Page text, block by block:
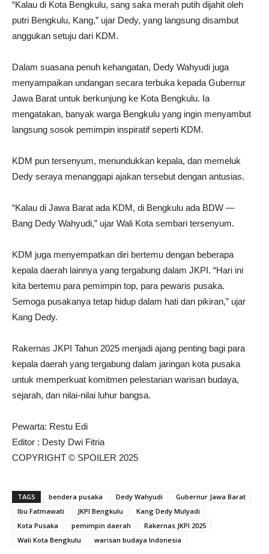
“Kalau di Kota Bengkulu, sang saka merah putih dijahit oleh
putri Bengkulu, Kang,” ujar Dedy, yang langsung disambut
anggukan setuju dari KDM.
Dalam suasana penuh kehangatan, Dedy Wahyudi juga
menyampaikan undangan secara terbuka kepada Gubernur
Jawa Barat untuk berkunjung ke Kota Bengkulu. Ia
mengatakan, banyak warga Bengkulu yang ingin menyambut
langsung sosok pemimpin inspiratif seperti KDM.
KDM pun tersenyum, menundukkan kepala, dan memeluk
Dedy seraya menanggapi ajakan tersebut dengan antusias.
“Kalau di Jawa Barat ada KDM, di Bengkulu ada BDW —
Bang Dedy Wahyudi,” ujar Wali Kota sembari tersenyum.
KDM juga menyempatkan diri bertemu dengan beberapa
kepala daerah lainnya yang tergabung dalam JKPI. “Hari ini
kita bertemu para pemimpin top, para pewaris pusaka.
Semoga pusakanya tetap hidup dalam hati dan pikiran,” ujar
Kang Dedy.
Rakernas JKPI Tahun 2025 menjadi ajang penting bagi para
kepala daerah yang tergabung dalam jaringan kota pusaka
untuk memperkuat komitmen pelestarian warisan budaya,
sejarah, dan nilai-nilai luhur bangsa.
Pewarta: Restu Edi
Editor : Desty Dwi Fitria
COPYRIGHT © SPOILER 2025
TAGS bendera pusaka Dedy Wahyudi
Gubernur Jawa Barat
Ibu Fatmawati
JKPI Bengkulu
Kang Dedy Mulyadi
Kota Pusaka
pemimpin daerah
Rakernas JKPI 2025
Wali Kota Bengkulu
warisan budaya Indonesia